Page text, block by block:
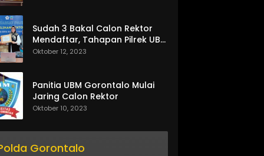
Sudah 3 Bakal Calon Rektor
Mendaftar, Tahapan Pilrek UBM
Gorontalo Makin Seru
Oktober 12, 2023
Panitia UBM Gorontalo Mulai
Jaring Calon Rektor
Oktober 10, 2023
Gorontalo